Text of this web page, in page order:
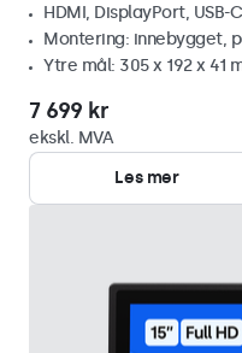
HDMI, DisplayPort, USB-
Montering: innebygget,
Ytre mål: 305 x 192 x 41
7 699 kr
ekskl. MVA
Les mer